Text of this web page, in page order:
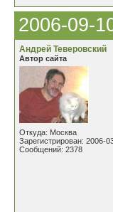
2006-09-
Андрей Теверовский
Автор сайта
Откуда: Москва
Зарегистрирован: 2006-
Сообщений: 2378